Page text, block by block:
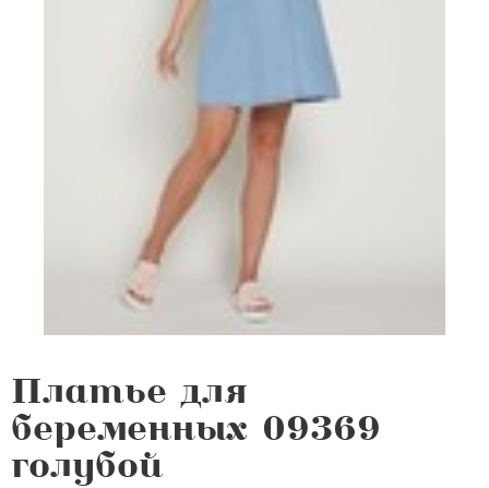
Платье для
беременных 09369
голубой